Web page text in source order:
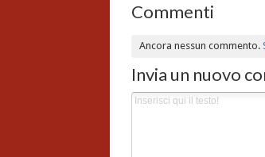
Commenti
Ancora nessun commento.
Invia un nuovo